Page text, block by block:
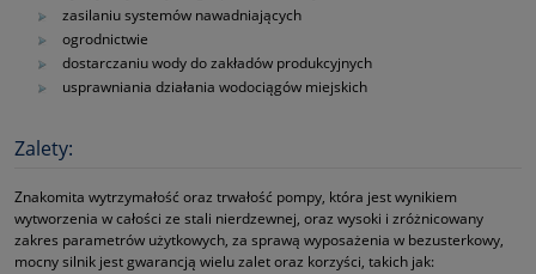
zasilaniu systemów nawadniających
ogrodnictwie
dostarczaniu wody do zakładów produkcyjnych
usprawniania działania wodociągów miejskich
Zalety:
Znakomita wytrzymałość oraz trwałość pompy, która jest wynikiem
wytworzenia w całości ze stali nierdzewnej, oraz wysoki i zróżnicowany
zakres parametrów użytkowych, za sprawą wyposażenia w bezusterkowy,
mocny silnik jest gwarancją wielu zalet oraz korzyści, takich jak: